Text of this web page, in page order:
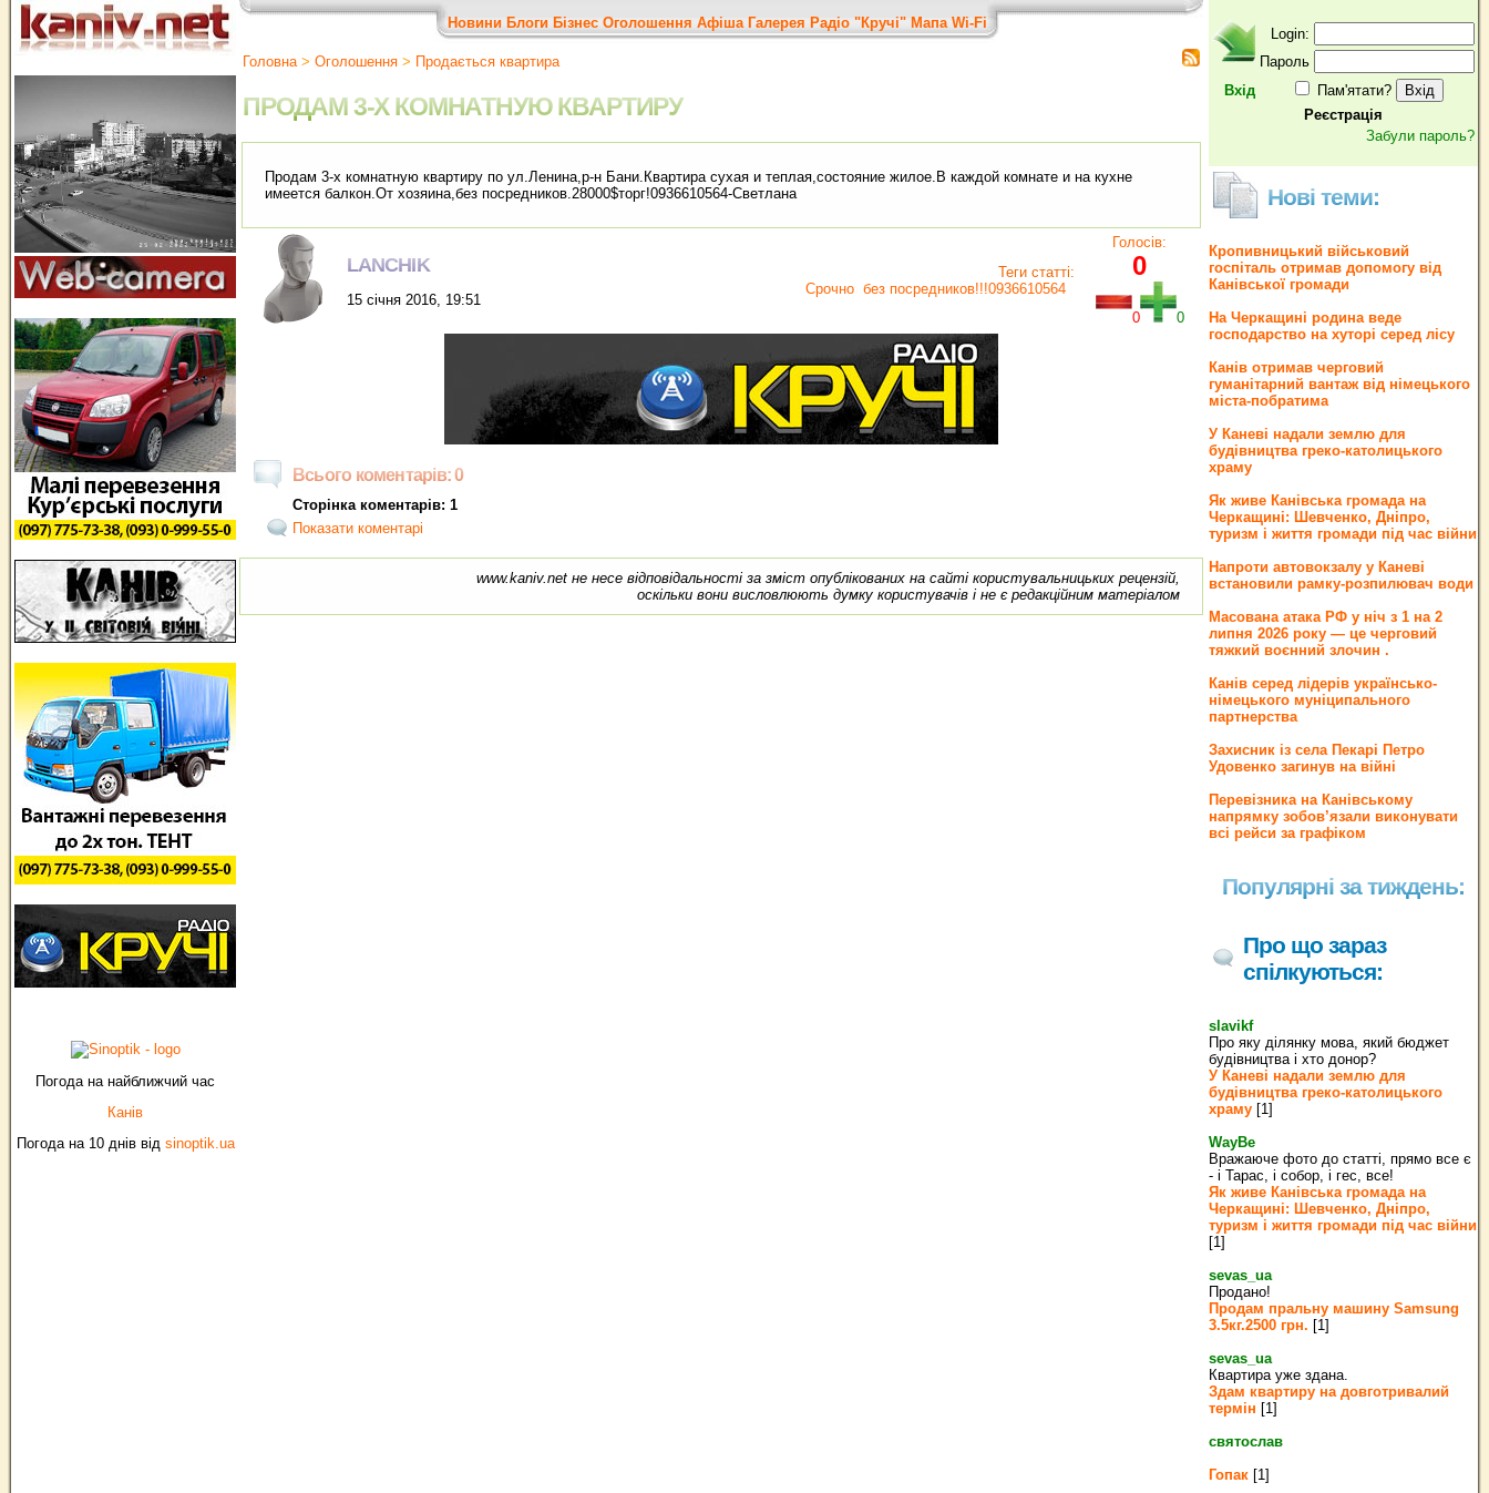
Погода на найближчий час
Канів
Погода на 10 днів від sinoptik.ua
Новини Блоги Бізнес Оголошення Афіша Галерея Радіо "Кручі" Мапа Wi-Fi
Головна> Оголошення > Продається квартира
ПРОДАМ 3-Х КОМНАТНУЮ КВАРТИРУ
Продам 3-х комнатную квартиру по ул.Ленина,р-н Бани.Квартира сухая и теплая,состояние жилое.В каждой комнате и на кухне
имеется балкон.От хозяина,без посредников.28000$торг!0936610564-Светлана
LANCHIK
15 січня 2016, 19:51
Теги статті:
Срочно без посредников!!!0936610564
Голосів:
0
0 0
Всього коментарів: 0
Сторінка коментарів: 1
Показати коментарі
www.kaniv.net не несе відповідальності за зміст опублікованих на сайті користувальницьких рецензій,
оскільки вони висловлюють думку користувачів і не є редакційним матеріалом
Вхід
Login:
Пароль
Пам'ятати?
Реєстрація
Забули пароль?
Нові теми:
Кропивницький військовий
госпіталь отримав допомогу від
Канівської громади
На Черкащині родина веде
господарство на хуторі серед лісу
Канів отримав черговий
гуманітарний вантаж від німецького
міста-побратима
У Каневі надали землю для
будівництва греко‐католицького
храму
Як живе Канівська громада на
Черкащині: Шевченко, Дніпро,
туризм і життя громади під час війни
Напроти автовокзалу у Каневі
встановили рамку-розпилювач води
Масована атака РФ у ніч з 1 на 2
липня 2026 року — це черговий
тяжкий воєнний злочин .
Канів серед лідерів українсько-
німецького муніципального
партнерства
Захисник із села Пекарі Петро
Удовенко загинув на війні
Перевізника на Канівському
напрямку зобов’язали виконувати
всі рейси за графіком
Популярні за тиждень:
Про що зараз
спілкуються:
slavikf
Про яку ділянку мова, який бюджет
будівництва і хто донор?
У Каневі надали землю для
будівництва греко‐католицького
храму [1]
WayBe
Вражаюче фото до статті, прямо все є
- і Тарас, і собор, і гес, все!
Як живе Канівська громада на
Черкащині: Шевченко, Дніпро,
туризм і життя громади під час війни
[1]
sevas_ua
Продано!
Продам пральну машину Samsung
3.5кг.2500 грн. [1]
sevas_ua
Квартира уже здана.
Здам квартиру на довготривалий
термін [1]
святослав
Гопак [1]